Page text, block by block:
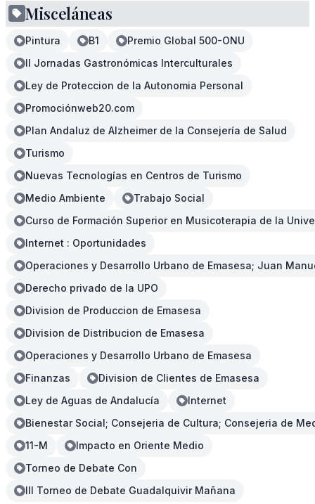
Misceláneas
Pintura B1
Premio Global 500-ONU
II Jornadas Gastronómicas Interculturales
Ley de Proteccion de la Autonomia Personal
Promociónweb20.com
Plan Andaluz de Alzheimer de la Consejería de Salud
Turismo
Nuevas Tecnologías en Centros de Turismo
Medio Ambiente
Trabajo Social
Curso de Formación Superior en Musicoterapia de la
Internet : Oportunidades
Operaciones y Desarrollo Urbano de Emasesa; Juan
Derecho privado de la UPO
Division de Produccion de Emasesa
Division de Distribucion de Emasesa
Operaciones y Desarrollo Urbano de Emasesa
Finanzas
Division de Clientes de Emasesa
Ley de Aguas de Andalucía
Internet
Bienestar Social; Consejeria de Cultura; Consejeria de
11-M
Impacto en Oriente Medio
Torneo de Debate Con
III Torneo de Debate Guadalquivir Mañana